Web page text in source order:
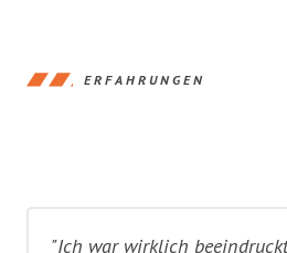
ERFAHRUNGEN
"Ich war wirklich